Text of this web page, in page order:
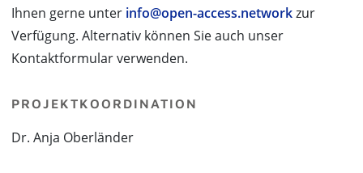
Ihnen gerne unter info@open-access.networkzur
Verfügung. Alternativ können Sie auch unser
Kontaktformular verwenden.
PROJEKTKOORDINATION
Dr. Anja Oberländer